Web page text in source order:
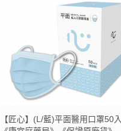
【匠心】(L/藍)平面醫用口罩50入